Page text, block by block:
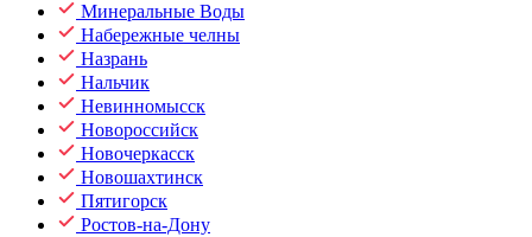
Минеральные Воды
Набережные челны
Назрань
Нальчик
Невинномысск
Новороссийск
Новочеркасск
Новошахтинск
Пятигорск
Ростов-на-Дону